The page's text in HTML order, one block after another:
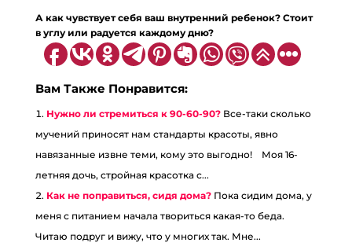
А как чувствует себя ваш внутренний ребенок? Стоит
в углу или радуется каждому дню?
Вам Также Понравится:
Нужно ли стремиться к 90-60-90? Все-таки сколько
мучений приносят нам стандарты красоты, явно
навязанные извне теми, кому это выгодно!⠀ Моя 16-
летняя дочь, стройная красотка с...
Как не поправиться, сидя дома? Пока сидим дома, у
меня с питанием начала твориться какая-то беда.
Читаю подруг и вижу, что у многих так. Мне...